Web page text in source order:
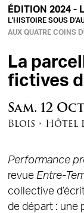
ÉDITION 2024 -
L'HISTOIRE SOUS
AUX QUATRE COINS
La
fictives
Sam. 12
Blois • Hôtel
Performance
revue Entre-
collective
de départ : une